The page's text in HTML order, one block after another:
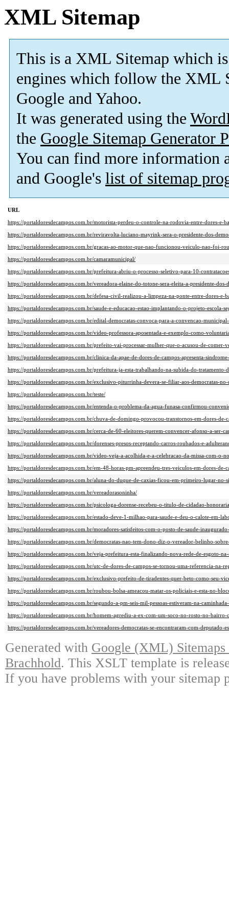
XML Sitemap
This is a XML Sitemap which is
engines which follow the XML
Google and Yahoo.
It was generated using the
the Google Sitemap Generator
You can find more information
and Google's list of sitemap
URL
https://portaldoresdecampos.com.br/motorista-perdeu-o-controle-na-rodovia-entre-dores-e-
https://portaldoresdecampos.com.br/reviravolta-luciano-mayrink-sera-o-presidente-dos-
https://portaldoresdecampos.com.br/gracas-ao-motor-que-nao-funcionou-veiculo-nao-foi-
https://portaldoresdecampos.com.br/camaramunicipal/
https://portaldoresdecampos.com.br/prefeitura-abriu-o-processo-seletivo-para-10-
https://portaldoresdecampos.com.br/vereadora-elaine-do-totone-sera-eleita-a-presidente-dos-
https://portaldoresdecampos.com.br/defesa-civil-realizou-a-limpeza-na-ponte-entre-dores-e-
https://portaldoresdecampos.com.br/saude-e-educacao-estao-implantando-o-projeto-escola-
https://portaldoresdecampos.com.br/edital-democratas-convoca-para-a-convencao-
https://portaldoresdecampos.com.br/video-professora-aposentada-e-exemplo-como-
https://portaldoresdecampos.com.br/prefeito-vai-processar-mulher-que-o-acusou-de-comer-
https://portaldoresdecampos.com.br/clinica-da-apae-de-dores-de-campos-apresenta-
https://portaldoresdecampos.com.br/prefeitura-ja-esta-trabalhando-na-subida-do-tratamento-
https://portaldoresdecampos.com.br/exclusivo-piturrinha-devera-se-filiar-aos-democratas-
https://portaldoresdecampos.com.br/teste/
https://portaldoresdecampos.com.br/entenda-o-problema-da-agua-funasa-confirmou-
https://portaldoresdecampos.com.br/chuva-de-domingo-provocou-transtornos-em-dores-de-
https://portaldoresdecampos.com.br/cerca-de-60-eleitores-querem-convencer-afonso-a-ser-
https://portaldoresdecampos.com.br/dorenses-presos-receptando-carros-roubados-e-
https://portaldoresdecampos.com.br/video-veja-a-acolhida-e-a-celebracao-da-missa-com-o-
https://portaldoresdecampos.com.br/em-48-horas-pm-apreendeu-tres-veiculos-em-dores-de-
https://portaldoresdecampos.com.br/aluna-do-duque-de-caxias-ficou-em-primeiro-lugar-no-
https://portaldoresdecampos.com.br/vereadorasoninha/
https://portaldoresdecampos.com.br/psicologa-dorense-recebeu-o-titulo-de-cidadao-
https://portaldoresdecampos.com.br/estado-deve-1-milhao-para-saude-e-deu-o-calote-em-
https://portaldoresdecampos.com.br/moradores-satisfeitos-com-o-posto-de-saude-
https://portaldoresdecampos.com.br/democratas-nao-tem-dono-diz-o-vereador-belinho-
https://portaldoresdecampos.com.br/veja-prefeitura-esta-finalizando-nova-rede-de-esgoto-
https://portaldoresdecampos.com.br/utc-de-dores-de-campos-se-tornou-uma-referencia-na-
https://portaldoresdecampos.com.br/exclusivo-prefeito-de-tiradentes-quer-beto-como-seu-
https://portaldoresdecampos.com.br/roubou-bolsa-ameacou-matar-os-policiais-e-esta-no-
https://portaldoresdecampos.com.br/segundo-a-pm-seis-mil-pessoas-estiveram-na-
https://portaldoresdecampos.com.br/homem-agrediu-a-ex-com-um-soco-no-rosto-no-bairro-
https://portaldoresdecampos.com.br/vereadores-democratas-se-encontraram-com-deputado-
Generated with Google (XML)
Brachhold. This XSLT template is
If you have problems with your sitemap